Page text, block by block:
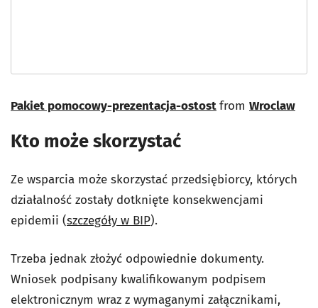
Pakiet pomocowy-prezentacja-ostostfrom Wroclaw
Kto może skorzystać
Ze wsparcia może skorzystać przedsiębiorcy, których
działalność zostały dotknięte konsekwencjami
epidemii (szczegóły w BIP).
Trzeba jednak złożyć odpowiednie dokumenty.
Wniosek podpisany kwalifikowanym podpisem
elektronicznym wraz z wymaganymi załącznikami,